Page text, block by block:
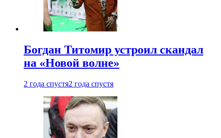
Богдан Титомир устроил скандал
на «Новой волне»
2 года спустя2 года спустя